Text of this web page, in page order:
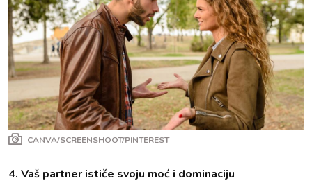
CANVA/SCREENSHOOT/PINTEREST
4. Vaš partner ističe svoju moć i dominaciju